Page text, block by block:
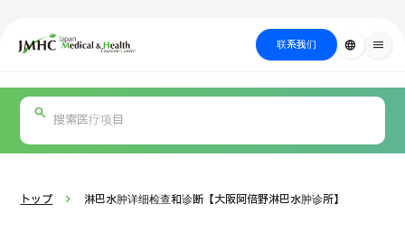
日本医疗健康雅旅中心（JMHC） 联系我们 language menu
关于日本医疗
按部位・疾
病搜索
方法搜索
医疗
PICK UP PROGRAM
トップ 淋巴水肿详细检查和诊断【大阪阿倍野淋巴水肿诊所】